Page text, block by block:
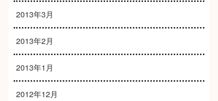
2013年3月
2013年2月
2013年1月
2012年12月